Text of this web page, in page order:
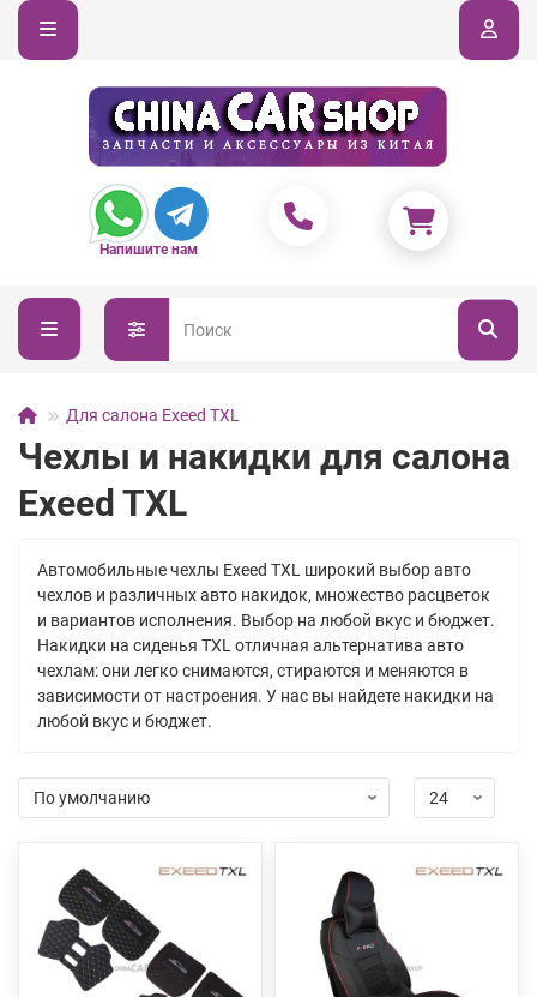
Напишите нам
Для салона Exeed TXL
Чехлы и накидки для салона
Exeed TXL
Автомобильные чехлы Exeed TXL широкий выбор авто
чехлов и различных авто накидок, множество расцветок
и вариантов исполнения. Выбор на любой вкус и бюджет.
Накидки на сиденья TXL отличная альтернатива авто
чехлам: они легко снимаются, стираются и меняются в
зависимости от настроения. У нас вы найдете накидки на
любой вкус и бюджет.